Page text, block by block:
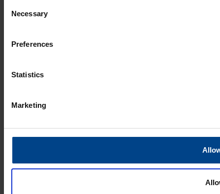
Selection
Necessary
Preferences
Statistics
Marketing